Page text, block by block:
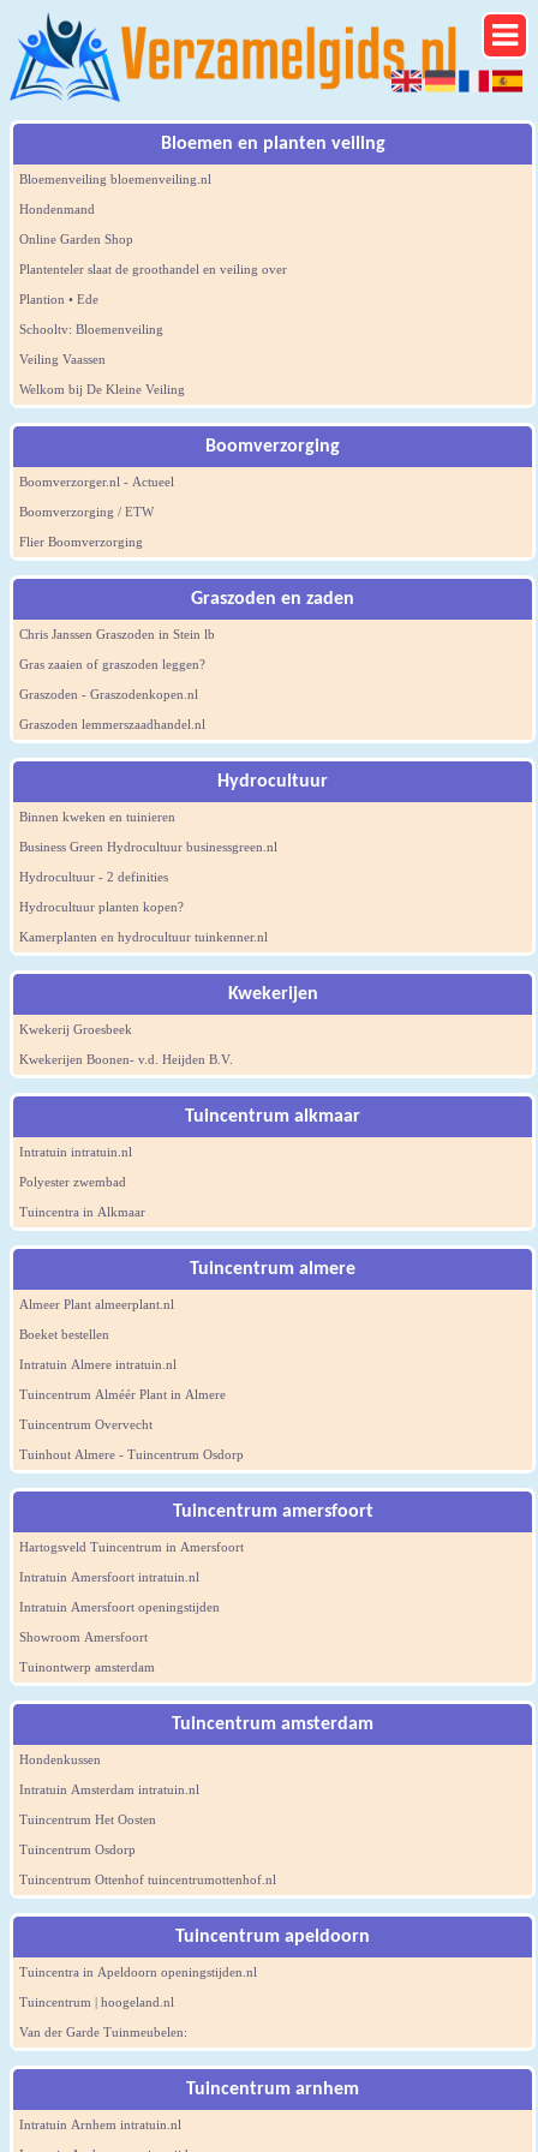
Bloemen en planten veiling
Bloemenveiling bloemenveiling.nl
Hondenmand
Online Garden Shop
Plantenteler slaat de groothandel en veiling over
Plantion • Ede
Schooltv: Bloemenveiling
Veiling Vaassen
Welkom bij De Kleine Veiling
Boomverzorging
Boomverzorger.nl - Actueel
Boomverzorging / ETW
Flier Boomverzorging
Graszoden en zaden
Chris Janssen Graszoden in Stein lb
Gras zaaien of graszoden leggen?
Graszoden - Graszodenkopen.nl
Graszoden lemmerszaadhandel.nl
Hydrocultuur
Binnen kweken en tuinieren
Business Green Hydrocultuur businessgreen.nl
Hydrocultuur - 2 definities
Hydrocultuur planten kopen?
Kamerplanten en hydrocultuur tuinkenner.nl
Kwekerijen
Kwekerij Groesbeek
Kwekerijen Boonen- v.d. Heijden B.V.
Tuincentrum alkmaar
Intratuin intratuin.nl
Polyester zwembad
Tuincentra in Alkmaar
Tuincentrum almere
Almeer Plant almeerplant.nl
Boeket bestellen
Intratuin Almere intratuin.nl
Tuincentrum Alméér Plant in Almere
Tuincentrum Overvecht
Tuinhout Almere - Tuincentrum Osdorp
Tuincentrum amersfoort
Hartogsveld Tuincentrum in Amersfoort
Intratuin Amersfoort intratuin.nl
Intratuin Amersfoort openingstijden
Showroom Amersfoort
Tuinontwerp amsterdam
Tuincentrum amsterdam
Hondenkussen
Intratuin Amsterdam intratuin.nl
Tuincentrum Het Oosten
Tuincentrum Osdorp
Tuincentrum Ottenhof tuincentrumottenhof.nl
Tuincentrum apeldoorn
Tuincentra in Apeldoorn openingstijden.nl
Tuincentrum | hoogeland.nl
Van der Garde Tuinmeubelen:
Tuincentrum arnhem
Intratuin Arnhem intratuin.nl